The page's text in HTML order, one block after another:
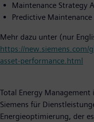
Maintenance Strategy
Predictive
Mehr dazu unter (nur
https://new.siemens.com/
asset-performance.html
Total Energy
Siemens für
Energieoptimierung, der